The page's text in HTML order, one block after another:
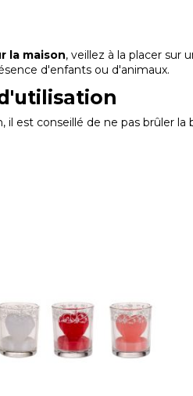
la maison, veillez à la placer sur
d'enfants ou d'animaux.
est conseillé de ne pas brûler